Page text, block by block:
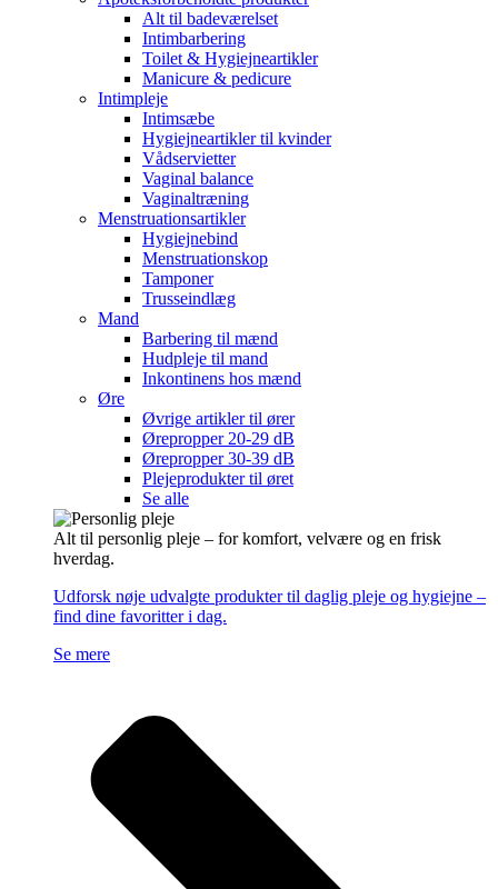
Alt til badeværelset
Intimbarbering
Toilet & Hygiejneartikler
Manicure & pedicure
Intimpleje
Intimsæbe
Hygiejneartikler til kvinder
Vådservietter
Vaginal balance
Vaginaltræning
Menstruationsartikler
Hygiejnebind
Menstruationskop
Tamponer
Trusseindlæg
Mand
Barbering til mænd
Hudpleje til mand
Inkontinens hos mænd
Øre
Øvrige artikler til ører
Ørepropper 20-29 dB
Ørepropper 30-39 dB
Plejeprodukter til øret
Se alle
Alt til personlig pleje – for komfort, velvære og en frisk
hverdag.
Udforsk nøje udvalgte produkter til daglig pleje og hygiejne –
find dine favoritter i dag.
Se mere